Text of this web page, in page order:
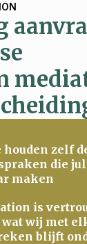
houden zelf
die
maken
is
wij met
blijft